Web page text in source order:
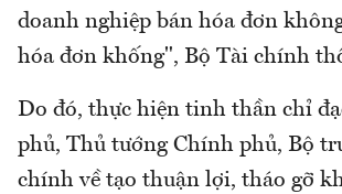
doanh nghiệp bán hóa đơn
hóa đơn khống", Bộ Tài chính
Do đó, thực hiện tinh thần chỉ
phủ, Thủ tướng Chính phủ, Bộ
chính về tạo thuận lợi, tháo gỡ